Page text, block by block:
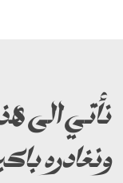
نأتي الى
ونغادره